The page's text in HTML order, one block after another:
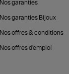
Nos garanties
Nos garanties Bijoux
Nos offres & conditions
Nos offres d'emploi